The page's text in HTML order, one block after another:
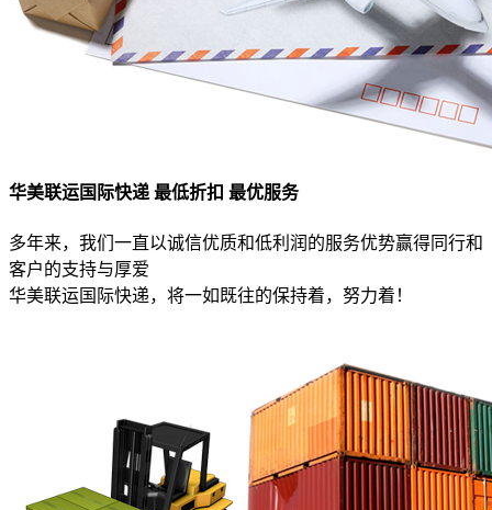
华美联运国际快递 最低折扣 最优服务
多年来，我们一直以诚信优质和低利润的服务优势赢得同行和
客户的支持与厚爱
华美联运国际快递，将一如既往的保持着，努力着！